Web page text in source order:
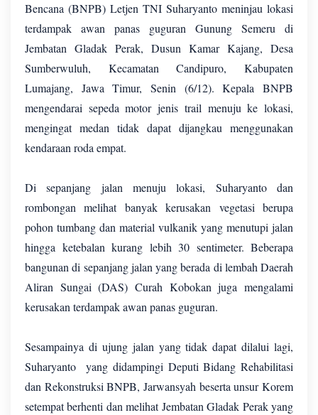
Bencana (BNPB) Letjen TNI Suharyanto meninjau lokasi
terdampak awan panas guguran Gunung Semeru di
Jembatan Gladak Perak, Dusun Kamar Kajang, Desa
Sumberwuluh, Kecamatan Candipuro, Kabupaten
Lumajang, Jawa Timur, Senin (6/12). Kepala BNPB
mengendarai sepeda motor jenis trail menuju ke lokasi,
mengingat medan tidak dapat dijangkau menggunakan
kendaraan roda empat.
Di sepanjang jalan menuju lokasi, Suharyanto dan
rombongan melihat banyak kerusakan vegetasi berupa
pohon tumbang dan material vulkanik yang menutupi jalan
hingga ketebalan kurang lebih 30 sentimeter. Beberapa
bangunan di sepanjang jalan yang berada di lembah Daerah
Aliran Sungai (DAS) Curah Kobokan juga mengalami
kerusakan terdampak awan panas guguran.
Sesampainya di ujung jalan yang tidak dapat dilalui lagi,
Suharyanto yang didampingi Deputi Bidang Rehabilitasi
dan Rekonstruksi BNPB, Jarwansyah beserta unsur Korem
setempat berhenti dan melihat Jembatan Gladak Perak yang